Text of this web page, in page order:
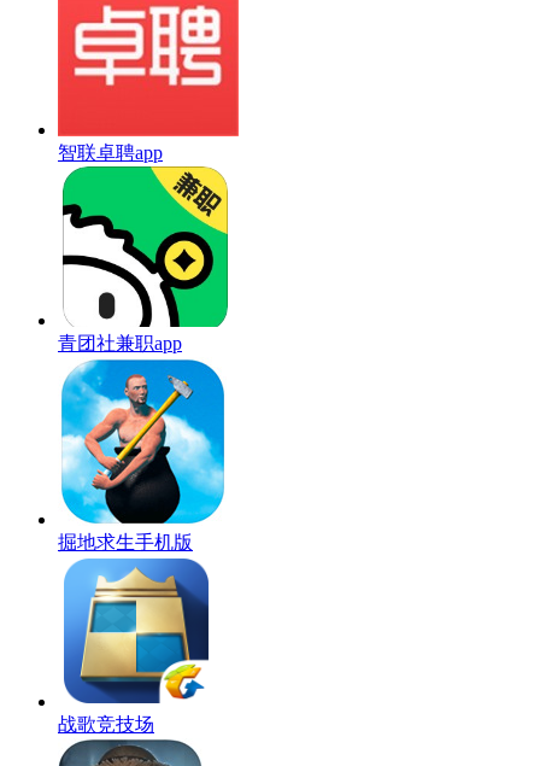
智联卓聘app
青团社兼职app
掘地求生手机版
战歌竞技场